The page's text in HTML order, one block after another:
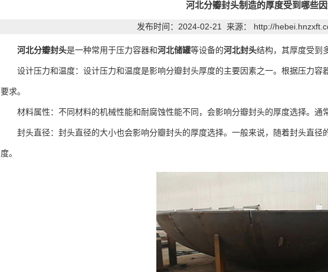
河北分瓣封头制造的厚度受到哪些
发布时间：2024-02-21 来源： http://
河北分瓣封头是一种常用于压力容器和河北储罐等设备的河北封头结构，其厚度受到
设计压力和温度：设计压力和温度是影响分瓣封头厚度的主要因素之一。根据压力容
要求。
材料属性：不同材料的机械性能和耐腐蚀性能不同，会影响分瓣封头的厚度选择。通
封头直径：封头直径的大小也会影响分瓣封头的厚度选择。一般来说，随着封头直径
度。